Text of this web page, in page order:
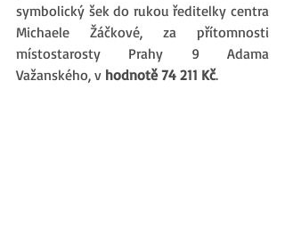
symbolický šek do rukou ředitelky centra
Michaele Žáčkové, za přítomnosti
místostarosty Prahy 9 Adama
Važanského, v hodnotě 74 211 Kč.